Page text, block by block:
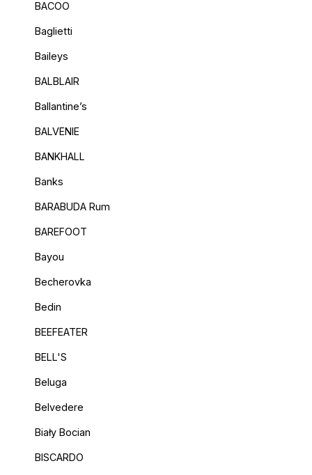
BACOO
Baglietti
Baileys
BALBLAIR
Ballantine’s
BALVENIE
BANKHALL
Banks
BARABUDA Rum
BAREFOOT
Bayou
Becherovka
Bedin
BEEFEATER
BELL'S
Beluga
Belvedere
Biały Bocian
BISCARDO